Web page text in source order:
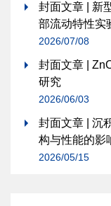
封面文章 | 新
部流动特性实
2026/07/08
封面文章 |
研究
2026/06/03
封面文章 | 沉
构与性能的影
2026/05/15